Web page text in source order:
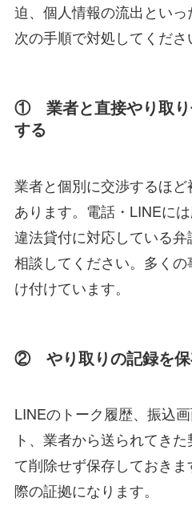
迫、個人情報の流出といっ
次の手順で対処してくださ
① 業者と直接やり取り
する
業者と個別に交渉するほ
あります。電話・LINEに
違法貸付に対応している
相談してください。多く
け付けています。
② やり取りの記録を保
LINEのトーク履歴、振込
ト、業者から送られてき
て削除せず保存しておき
際の証拠になります。